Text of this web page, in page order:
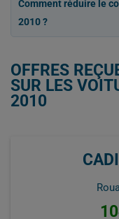
Comment réduire le
2010 ?
OFFRES
SUR LES
2010